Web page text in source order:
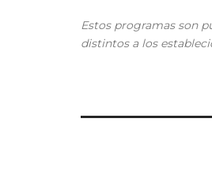
Estos programas son
distintos a los